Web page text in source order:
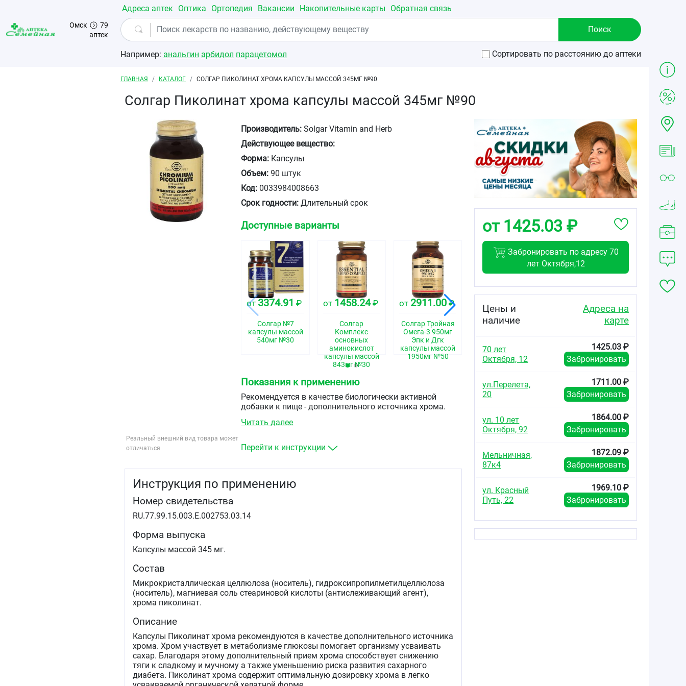
Перейти к основному содержанию
Омск
79
аптек
Адреса аптек Оптика Ортопедия Вакансии Накопительные карты Обратная связь
Например: анальгин арбидол парацетомол Сортировать по расстоянию до аптеки
Строка навигации
ГЛАВНАЯ КАТАЛОГ СОЛГАР ПИКОЛИНАТ ХРОМА КАПСУЛЫ МАССОЙ 345МГ №90
Солгар Пиколинат хрома капсулы массой 345мг №90
Реальный внешний вид товара может
отличаться
Производитель: Solgar Vitamin and Herb
Действующее вещество:
Форма: Капсулы
Объем: 90 штук
Код: 0033984008663
Срок годности: Длительный срок
Доступные варианты
от 3374.91 ₽
Солгар №7
капсулы массой
540мг №30
от 1458.24₽
Солгар
Комплекс
основных
аминокислот
капсулы массой
843мг №30
от 2911.00 ₽
Солгар Тройная
Омега-3 950мг
Эпк и Дгк
капсулы массой
1950мг №50
от2911.00₽
Солгар Тройная
Омега-3 950мг
1950мг №50
Показания к применению
Рекомендуется в качестве биологически активной
добавки к пище - дополнительного источника хрома.
Читать далее
Перейти к инструкции
Инструкция по применению
Номер свидетельства
RU.77.99.15.003.Е.002753.03.14
Форма выпуска
Капсулы массой 345 мг.
Состав
Микрокристаллическая целлюлоза (носитель), гидроксипропилметилцеллюлоза
(носитель), магниевая соль стеариновой кислоты (антислеживающий агент),
хрома пиколинат.
Описание
Капсулы Пиколинат хрома рекомендуются в качестве дополнительного источника
хрома. Хром участвует в метаболизме глюкозы помогает организму усваивать
сахар. Благодаря этому дополнительный прием хрома способствует снижению
тяги к сладкому и мучному а также уменьшению риска развития сахарного
диабета. Пиколинат хрома содержит оптимальную дозировку хрома в легко
от 1425.03 ₽
Забронировать по адресу 70
лет Октября,12
Цены и
наличие
Адреса на
карте
70 лет
Октября, 12
1425.03 ₽
Забронировать
ул.Перелета,
20
1711.00 ₽
Забронировать
ул. 10 лет
Октября, 92
1864.00 ₽
Забронировать
Мельничная,
87к4
1872.09 ₽
Забронировать
ул. Красный
Путь, 22
1969.10 ₽
Забронировать